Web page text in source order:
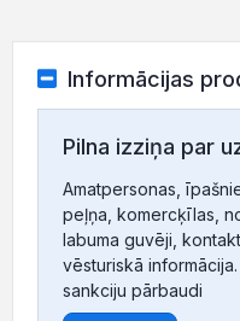
Informācijas
Pilna izziņa par
Amatpersonas,
peļņa, komercķīlas,
labuma guvēji,
vēsturiskā
sankciju pārbaudi